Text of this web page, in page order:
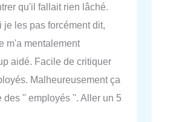
qu'il fallait rien lâché.
je les pas forcément dit,
m'a mentalement
aidé. Facile de critiquer
Malheureusement ça
des '' employés ''. Aller un 5